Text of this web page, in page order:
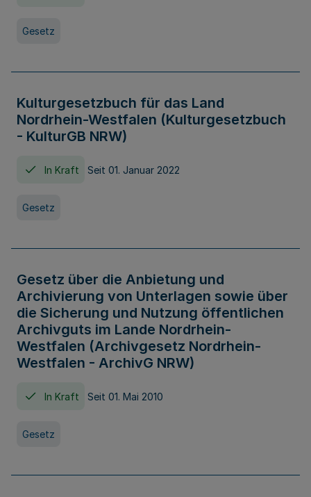
Gesetz
Kulturgesetzbuch für das Land
Nordrhein-Westfalen (Kulturgesetzbuch
- KulturGB NRW)
In Kraft Seit 01. Januar 2022
Gesetz
Gesetz über die Anbietung und
Archivierung von Unterlagen sowie über
die Sicherung und Nutzung öffentlichen
Archivguts im Lande Nordrhein-
Westfalen (Archivgesetz Nordrhein-
Westfalen - ArchivG NRW)
In Kraft Seit 01. Mai 2010
Gesetz